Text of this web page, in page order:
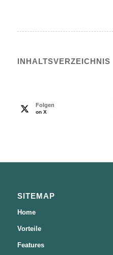
INHALTS­VERZEICHNIS
Folgen
on X
SITEMAP
Home
Vorteile
Features